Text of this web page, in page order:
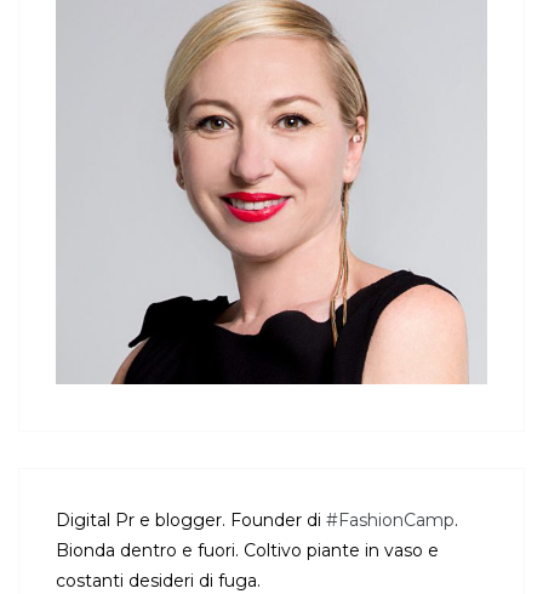
Digital Pr e blogger. Founder di #FashionCamp.
Bionda dentro e fuori. Coltivo piante in vaso e
costanti desideri di fuga.